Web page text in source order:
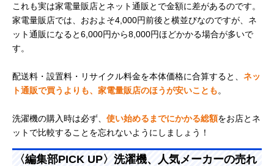
これも実は家電量販店とネット通販とで金額に差があるのです。
家電量販店では、おおよそ4,000円前後と横並びなのですが、ネ
ット通販になると6,000円から8,000円ほどかかる場合が多いで
す。
配送料・設置料・リサイクル料金を本体価格に合算すると、 ネッ
ト通販で買うよりも、家電量販店のほうが安いことも。
洗濯機の購入時は必ず、 使い始めるまでにかかる総額をお店とネ
ットで比較することを忘れないようにしましょう！
〈編集部PICK UP〉洗濯機、人気メーカーの売れ